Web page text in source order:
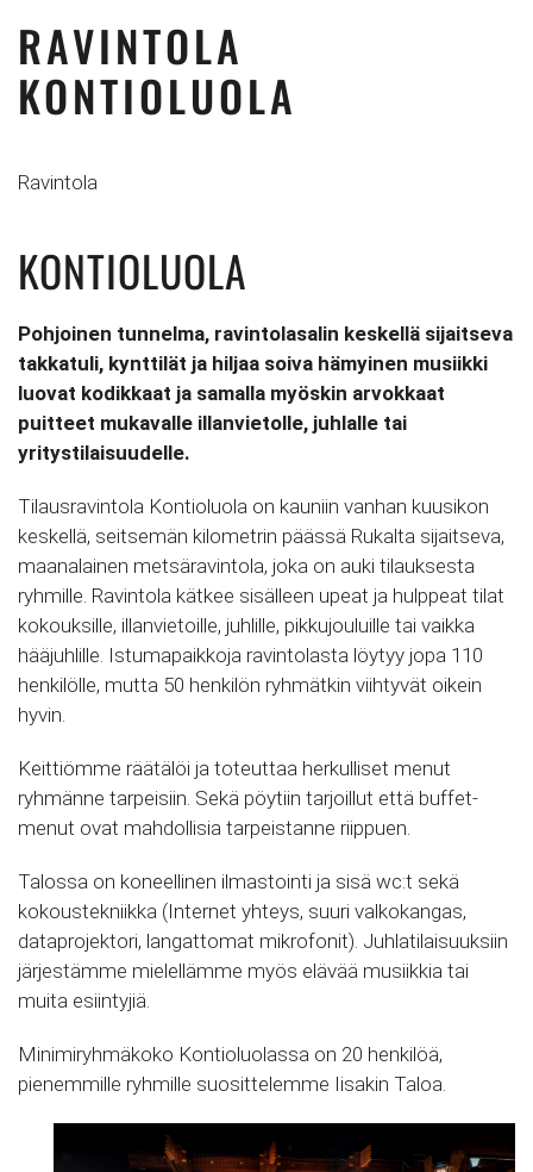
RAVINTOLA
KONTIOLUOLA
Ravintola
KONTIOLUOLA
Pohjoinen tunnelma, ravintolasalin keskellä sijaitseva
takkatuli, kynttilät ja hiljaa soiva hämyinen musiikki
luovat kodikkaat ja samalla myöskin arvokkaat
puitteet mukavalle illanvietolle, juhlalle tai
yritystilaisuudelle.
Tilausravintola Kontioluola on kauniin vanhan kuusikon
keskellä, seitsemän kilometrin päässä Rukalta sijaitseva,
maanalainen metsäravintola, joka on auki tilauksesta
ryhmille. Ravintola kätkee sisälleen upeat ja hulppeat tilat
kokouksille, illanvietoille, juhlille, pikkujouluille tai vaikka
hääjuhlille. Istumapaikkoja ravintolasta löytyy jopa 110
henkilölle, mutta 50 henkilön ryhmätkin viihtyvät oikein
hyvin.
Keittiömme räätälöi ja toteuttaa herkulliset menut
ryhmänne tarpeisiin. Sekä pöytiin tarjoillut että buffet-
menut ovat mahdollisia tarpeistanne riippuen.
Talossa on koneellinen ilmastointi ja sisä wc:t sekä
kokoustekniikka (Internet yhteys, suuri valkokangas,
dataprojektori, langattomat mikrofonit). Juhlatilaisuuksiin
järjestämme mielellämme myös elävää musiikkia tai
muita esiintyjiä.
Minimiryhmäkoko Kontioluolassa on 20 henkilöä,
pienemmille ryhmille suosittelemme Iisakin Taloa.